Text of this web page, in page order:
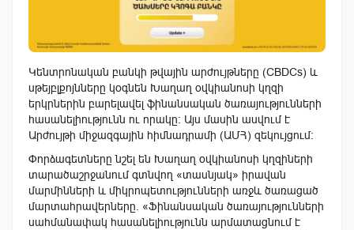
Կենտրոնական բանկի թվային արժույթները (CBDCs) և
սթեյբլքոյնները կօգնեն Խաղաղ օվկիանոսի կղզի
երկրներին բարելավել ֆինանսական ծառայությունների
հասանելիությունն ու որակը: Այս մասին ասվում է
Արժույթի միջազգային հիմնադրամի (ԱՄՀ) զեկույցում։
Փորձագետները նշել են Խաղաղ օվկիանոսի կղզիների
տարածաշրջանում գտնվող «տասնյակ» իրավան
մարմինների և միկրոպետությունների առջև ծառացած
մարտահրավերները. «Ֆինանսական ծառայությունների
սահմանափակ հասանելիությունն արմատացնում է